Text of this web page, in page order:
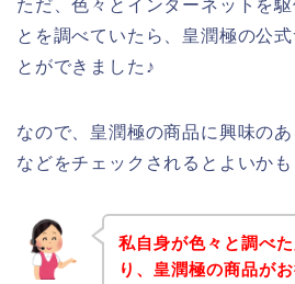
ただ、色々とインターネットを
とを調べていたら、皇潤極の公
とができました♪
なので、皇潤極の商品に興味の
などをチェックされるとよいかも
私自身が色々と調べ
り、皇潤極の商品が